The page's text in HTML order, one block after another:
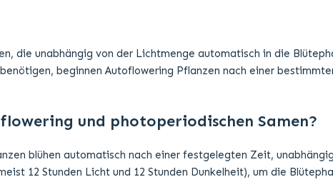
die unabhängig von der Lichtmenge automatisch in die
beginnen Autoflowering Pflanzen nach einer
und photoperiodischen Samen?
blühen automatisch nach einer festgelegten Zeit,
12 Stunden Licht und 12 Stunden Dunkelheit), um die